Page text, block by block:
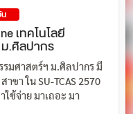
เทคโนโลยี
.ศิลปากร
รมศาสตร์ฯ ม.ศิลปากร มี
าขา ใน SU-TCAS 2570
ช้จ่าย มาเถอะ มา